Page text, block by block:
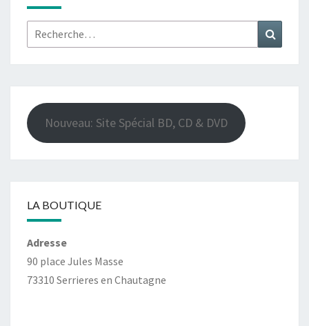
Rechercher :
Nouveau: Site Spécial BD, CD & DVD
LA BOUTIQUE
Adresse
90 place Jules Masse
73310 Serrieres en Chautagne